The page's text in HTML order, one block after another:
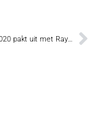
Denderpop 2020 pakt uit met Raymond van het Groenewoud